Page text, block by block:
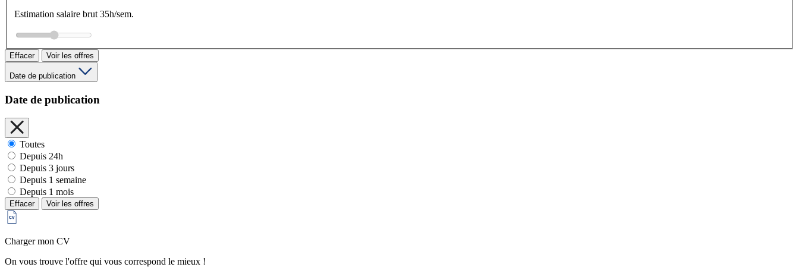
Estimation salaire brut 35h/sem.
Effacer Voir les offres
Date de publication
Date de publication
Toutes
Depuis 24h
Depuis 3 jours
Depuis 1 semaine
Depuis 1 mois
Effacer Voir les offres
Charger mon CV
On vous trouve l'offre qui vous correspond le mieux !